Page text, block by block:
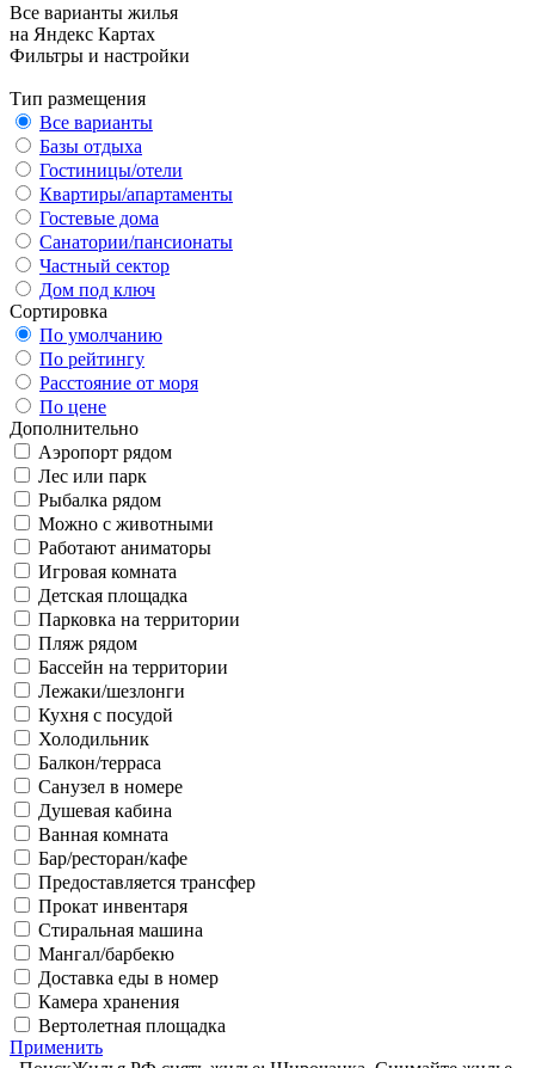
Все варианты жилья
на Яндекс Картах
Фильтры и настройки
Тип размещения
Все варианты
Базы отдыха
Гостиницы/отели
Квартиры/апартаменты
Гостевые дома
Санатории/пансионаты
Частный сектор
Дом под ключ
Сортировка
По умолчанию
По рейтингу
Расстояние от моря
По цене
Дополнительно
Аэропорт рядом
Лес или парк
Рыбалка рядом
Можно с животными
Работают аниматоры
Игровая комната
Детская площадка
Парковка на территории
Пляж рядом
Бассейн на территории
Лежаки/шезлонги
Кухня с посудой
Холодильник
Балкон/терраса
Санузел в номере
Душевая кабина
Ванная комната
Бар/ресторан/кафе
Предоставляется трансфер
Прокат инвентаря
Стиральная машина
Мангал/барбекю
Доставка еды в номер
Камера хранения
Вертолетная площадка
Применить